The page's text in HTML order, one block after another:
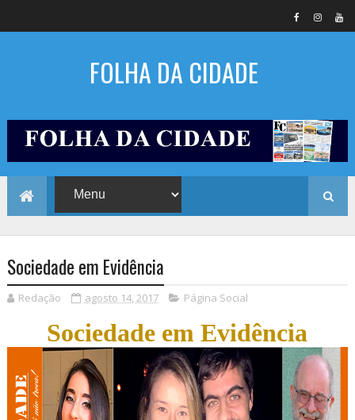
FOLHA DA CIDADE
Sociedade em Evidência
Redação agosto 14, 2017 Página Social
Sociedade em Evidência